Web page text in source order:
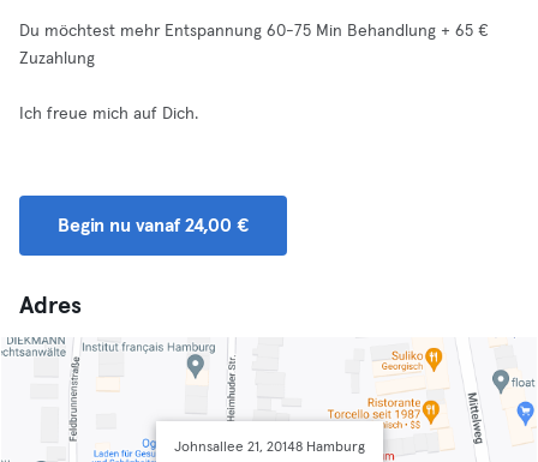
Du möchtest mehr Entspannung 60-75 Min Behandlung + 65 €
Zuzahlung
Ich freue mich auf Dich.
Begin nu vanaf 24,00 €
Adres
Johnsallee 21, 20148 Hamburg